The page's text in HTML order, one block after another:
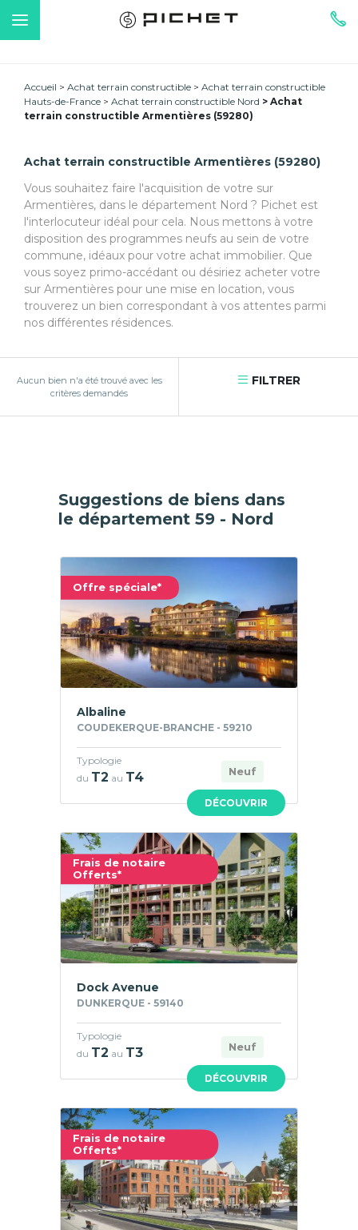
Accueil Achat terrain constructible
Achat terrain constructible
Hauts-de-France
Achat terrain constructible Nord
Achat
terrain constructible Armentières (59280)
Achat terrain constructible Armentières (59280)
Vous souhaitez faire l'acquisition de votre sur
Armentières, dans le département Nord ? Pichet est
l'interlocuteur idéal pour cela. Nous mettons à votre
disposition des programmes neufs au sein de votre
commune, idéaux pour votre achat immobilier. Que
vous soyez primo-accédant ou désiriez acheter votre
sur Armentières pour une mise en location, vous
trouverez un bien correspondant à vos attentes parmi
nos différentes résidences.
Aucun bien n'a été trouvé avec les
critères demandés
FILTRER
Suggestions de biens dans
le département 59 - Nord
Offre spéciale*
DÉCOUVRIR
Albaline
COUDEKERQUE-BRANCHE - 59210
Neuf
Typologie
du T2 au T4
Frais de notaire
Offerts*
DÉCOUVRIR
Dock Avenue
DUNKERQUE - 59140
Neuf
Typologie
du T2 au T3
Frais de notaire
Offerts*